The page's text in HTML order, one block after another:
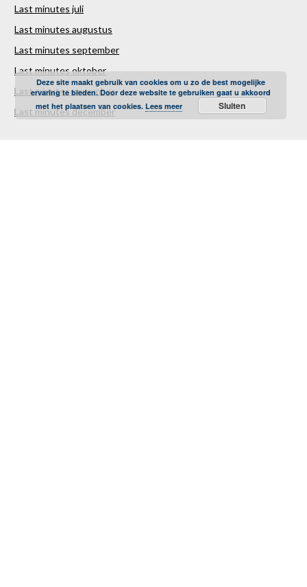
Last minutes juli
Last minutes augustus
Last minutes september
Last minutes oktober
Last minutes november
Last minutes december
Deze site maakt gebruik van cookies om u zo de best mogelijke
ervaring te bieden. Door deze website te gebruiken gaat u akkoord
met het plaatsen van cookies. Lees meer Sluiten